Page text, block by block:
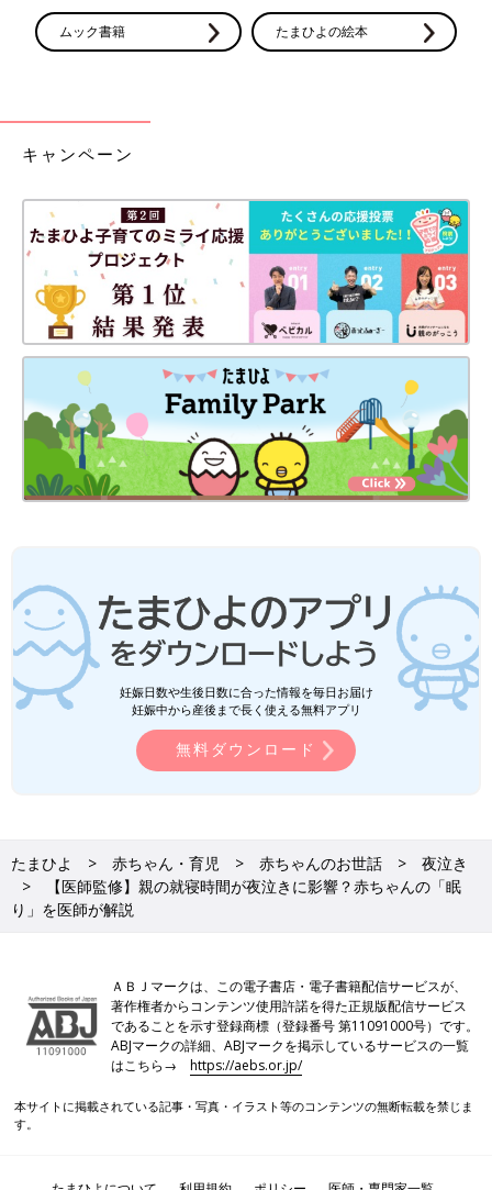
きる「ルーム」や、写真だけでは伝わらない”できごと”を簡単に
ダウンロード（無料）
育児中におススメの本
最新! 初めての育児新百科 (ベネッセ・ムック たまひよブッ
クス たまひよ新百科シリーズ)
大人気「新百科シリーズ」の「育児新百科」がリニューアル！
新生児から 3歳
まで、月齢別に毎日の赤ちゃんの成長の様子とマ
マ＆パパができることを徹底紹介。
毎日のお世話を基本からていねいに解説。
なテクで解決。
予防接種や乳幼児健診、事故・けがの予防と対策、病気の受診の
目安などもわかりやすく紹介しています。
切り取って使える、「赤ちゃんの月齢別 発育・発達見通し表」
つき。
ムック書籍 たまひよの絵本
キャンペーン
妊娠日数や生後日数に合った情報を毎日お届け
妊娠中から産後まで長く使える無料アプリ
無料ダウンロード
たまひよ 赤ちゃん・育児 赤ちゃんのお世話
夜泣き
【医師監修】親の就寝時間が夜泣きに影響？赤ちゃんの「眠
り」を医師が解説
ＡＢＪマークは、この電子書店・電子書籍配信サービスが、
著作権者からコンテンツ使用許諾を得た正規版配信サービス
であることを示す登録商標（登録番号 第11091000号）です。
ABJマークの詳細、ABJマークを掲示しているサービスの一覧
はこちら→https://aebs.or.jp/
本サイトに掲載されている記事・写真・イラスト等のコンテンツの無断転載を禁じま
す。